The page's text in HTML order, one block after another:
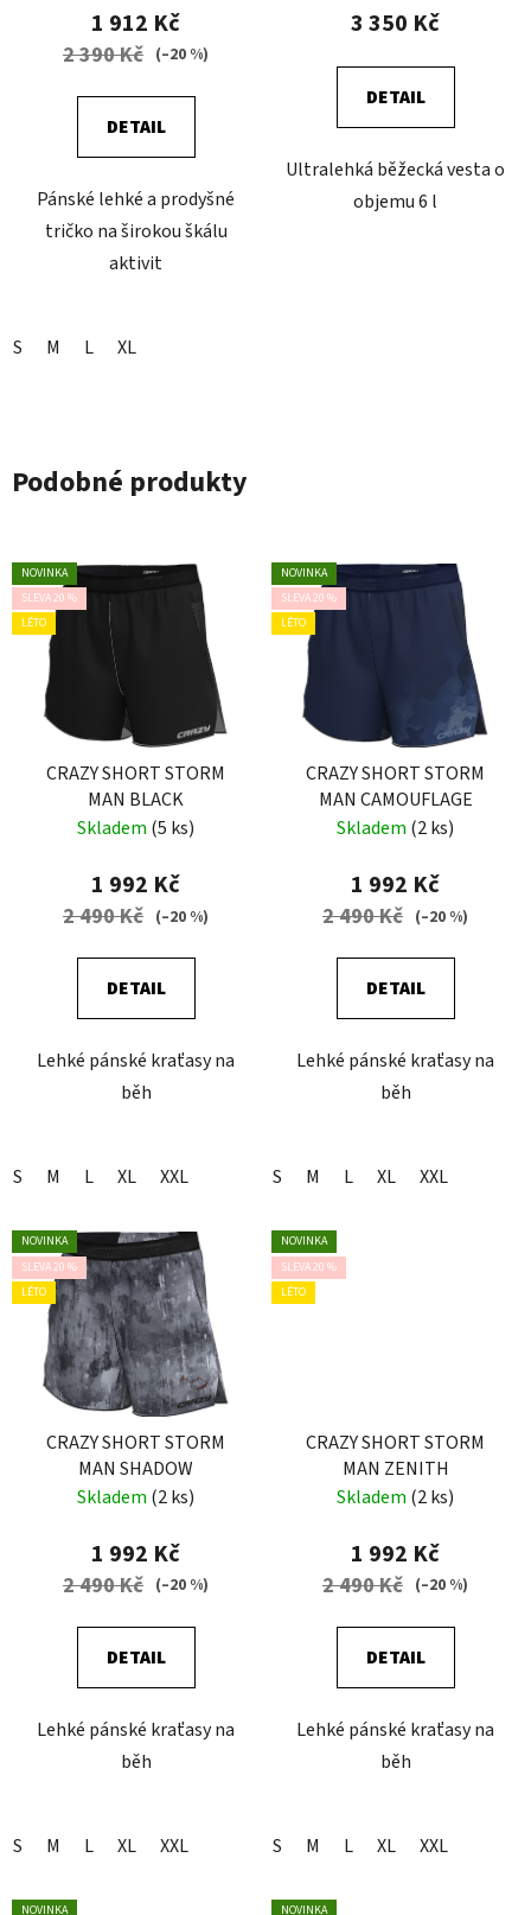
1 912 Kč
2 390 Kč (–20 %)
DETAIL
Pánské lehké a prodyšné
tričko na širokou škálu
aktivit
S M L XL
3 350 Kč
DETAIL
Ultralehká běžecká vesta o
objemu 6 l
Podobné produkty
NOVINKA
SLEVA 20 %
LÉTO
CRAZY SHORT STORM
MAN BLACK
Skladem (5 ks)
1 992 Kč
2 490 Kč (–20 %)
DETAIL
Lehké pánské kraťasy na
běh
S M L XL XXL
NOVINKA
SLEVA 20 %
LÉTO
CRAZY SHORT STORM
MAN CAMOUFLAGE
Skladem (2 ks)
1 992 Kč
2 490 Kč (–20 %)
DETAIL
Lehké pánské kraťasy na
běh
S M L XL XXL
NOVINKA
SLEVA 20 %
LÉTO
CRAZY SHORT STORM
MAN SHADOW
Skladem (2 ks)
1 992 Kč
2 490 Kč (–20 %)
DETAIL
Lehké pánské kraťasy na
běh
S M L XL XXL
NOVINKA
SLEVA 20 %
LÉTO
CRAZY SHORT STORM
MAN ZENITH
Skladem (2 ks)
1 992 Kč
2 490 Kč (–20 %)
DETAIL
Lehké pánské kraťasy na
běh
S M L XL XXL
NOVINKA NOVINKA